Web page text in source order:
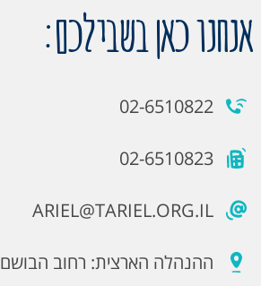
אנחנו כאן בשבילכם:
02-6510822
02-6510823
ARIEL@TARIEL.ORG.IL
ההנהלה הארצית: רחוב הבושם 11, גילה ירושלים